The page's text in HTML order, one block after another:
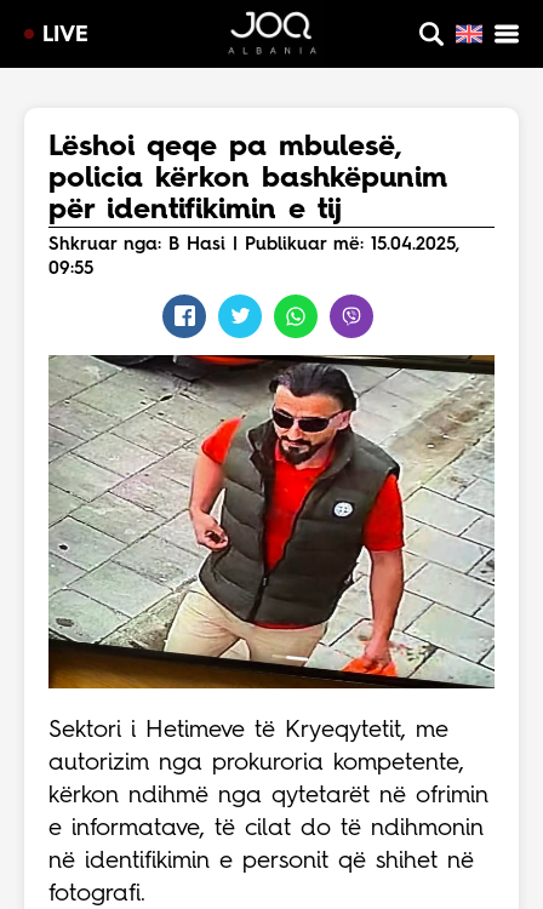
LIVE
Lëshoi qeqe pa mbulesë,
policia kërkon bashkëpunim
për identifikimin e tij
Shkruar nga: B Hasi | Publikuar më: 15.04.2025,
09:55
Sektori i Hetimeve të Kryeqytetit, me
autorizim nga prokuroria kompetente,
kërkon ndihmë nga qytetarët në ofrimin
e informatave, të cilat do të ndihmonin
në identifikimin e personit që shihet në
fotografi.